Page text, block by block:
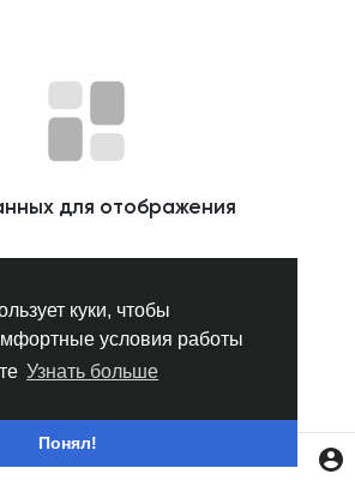
куки, чтобы
условия работы
Узнать больше
Понял!
для отображения